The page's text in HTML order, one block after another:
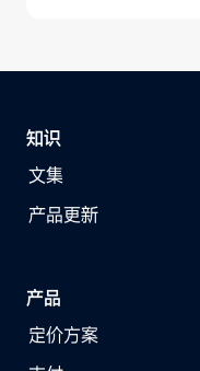
知识
文集
产品更新
产品
定价方案